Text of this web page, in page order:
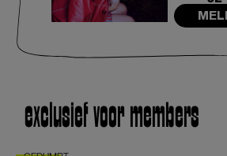
exclusief voor members